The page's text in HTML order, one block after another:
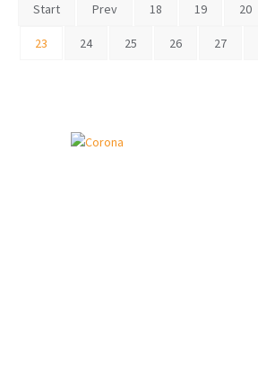
Start Prev 18 19 20
23 24 25 26 27